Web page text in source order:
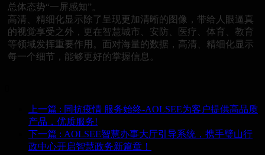
总体态势“一屏感知”。
高清、精细化显示除了呈现更加清晰的图像，带给人眼逼真
的视觉享受之外，更在智慧城市、安防、医疗、体育、教育
等领域发挥重要作用。面对海量的数据，高清、精细化显示
每一个细节，能够更好的掌握信息。
上一篇 : 同抗疫情 服务始终-AOLSEE为客户提供高品质
产品，优质服务!
下一篇 : AOLSEE智慧办事大厅引导系统，携手璧山行
政中心开启智慧政务新篇章！